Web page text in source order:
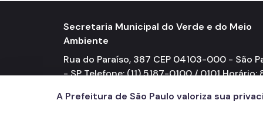
Secretaria Municipal do Verde e do Meio
Ambiente
Rua do Paraíso, 387 CEP 04103-000 - São
- SP Telefone: (11) 5187-0100 / 0101 Horário:
A Prefeitura de São Paulo valoriza sua